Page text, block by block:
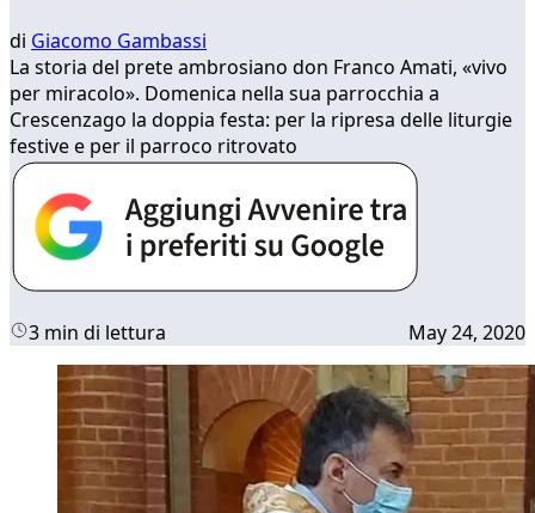
di Giacomo Gambassi
La storia del prete ambrosiano don Franco Amati, «vivo
per miracolo». Domenica nella sua parrocchia a
Crescenzago la doppia festa: per la ripresa delle liturgie
festive e per il parroco ritrovato
3 min di lettura May 24, 2020